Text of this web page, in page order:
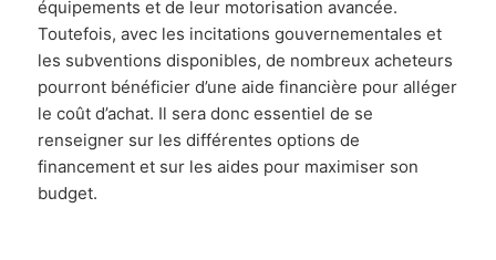
équipements et de leur motorisation avancée.
Toutefois, avec les incitations gouvernementales et
les subventions disponibles, de nombreux acheteurs
pourront bénéficier d’une aide financière pour alléger
le coût d’achat. Il sera donc essentiel de se
renseigner sur les différentes options de
financement et sur les aides pour maximiser son
budget.